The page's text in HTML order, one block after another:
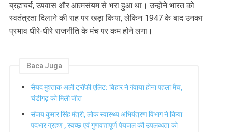
ब्रह्मचर्य, उपवास और आत्मसंयम से भरा हुआ था। उन्होंने भारत को
स्वतंत्रता दिलाने की राह पर खड़ा किया, लेकिन 1947 के बाद उनका
प्रभाव धीरे-धीरे राजनीति के मंच पर कम होने लगा।
Baca Juga
सैयद मुश्ताक अली ट्रॉफी एलिट: बिहार ने गंवाया होना पहला मैच,
चंडीगढ़ को मिली जीत
संजय कुमार सिंह मंत्री, लोक स्वास्थ्य अभियंत्रण विभाग ने किया
पदभार ग्रहण , स्वच्छ एवं गुणवत्तापूर्ण पेयजल की उपलब्धता को